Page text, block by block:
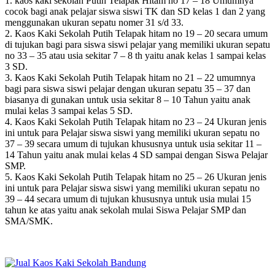
cocok bagi anak pelajar siswa siswi TK dan SD kelas 1 dan 2 yang
menggunakan ukuran sepatu nomer 31 s/d 33.
2. Kaos Kaki Sekolah Putih Telapak hitam no 19 – 20 secara umum
di tujukan bagi para siswa siswi pelajar yang memiliki ukuran sepatu
no 33 – 35 atau usia sekitar 7 – 8 th yaitu anak kelas 1 sampai kelas
3 SD.
3. Kaos Kaki Sekolah Putih Telapak hitam no 21 – 22 umumnya
bagi para siswa siswi pelajar dengan ukuran sepatu 35 – 37 dan
biasanya di gunakan untuk usia sekitar 8 – 10 Tahun yaitu anak
mulai kelas 3 sampai kelas 5 SD.
4. Kaos Kaki Sekolah Putih Telapak hitam no 23 – 24 Ukuran jenis
ini untuk para Pelajar siswa siswi yang memiliki ukuran sepatu no
37 – 39 secara umum di tujukan khususnya untuk usia sekitar 11 –
14 Tahun yaitu anak mulai kelas 4 SD sampai dengan Siswa Pelajar
SMP.
5. Kaos Kaki Sekolah Putih Telapak hitam no 25 – 26 Ukuran jenis
ini untuk para Pelajar siswa siswi yang memiliki ukuran sepatu no
39 – 44 secara umum di tujukan khususnya untuk usia mulai 15
tahun ke atas yaitu anak sekolah mulai Siswa Pelajar SMP dan
SMA/SMK.